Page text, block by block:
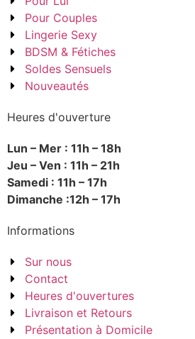
Pour Couples
Lingerie Sexy
BDSM & Fétiches
Soldes Sensuels
Nouveautés
Heures d'ouverture
Lun – Mer : 11h – 18h
Jeu – Ven : 11h – 21h
Samedi : 11h – 17h
Dimanche :12h – 17h
Informations
Sur nous
Contact
Heures d'ouvertures
Livraison et Retours
Présentation à Domicile